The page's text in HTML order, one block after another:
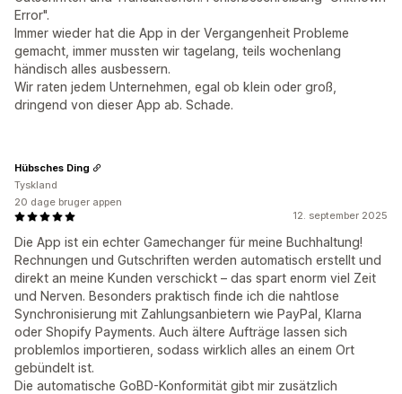
Error".
Immer wieder hat die App in der Vergangenheit Probleme
gemacht, immer mussten wir tagelang, teils wochenlang
händisch alles ausbessern.
Wir raten jedem Unternehmen, egal ob klein oder groß,
dringend von dieser App ab. Schade.
12. september 2025
Die App ist ein echter Gamechanger für meine Buchhaltung!
Rechnungen und Gutschriften werden automatisch erstellt und
direkt an meine Kunden verschickt – das spart enorm viel Zeit
und Nerven. Besonders praktisch finde ich die nahtlose
Synchronisierung mit Zahlungsanbietern wie PayPal, Klarna
oder Shopify Payments. Auch ältere Aufträge lassen sich
problemlos importieren, sodass wirklich alles an einem Ort
gebündelt ist.
Die automatische GoBD-Konformität gibt mir zusätzlich
Hübsches Ding
Tyskland
20 dage bruger appen